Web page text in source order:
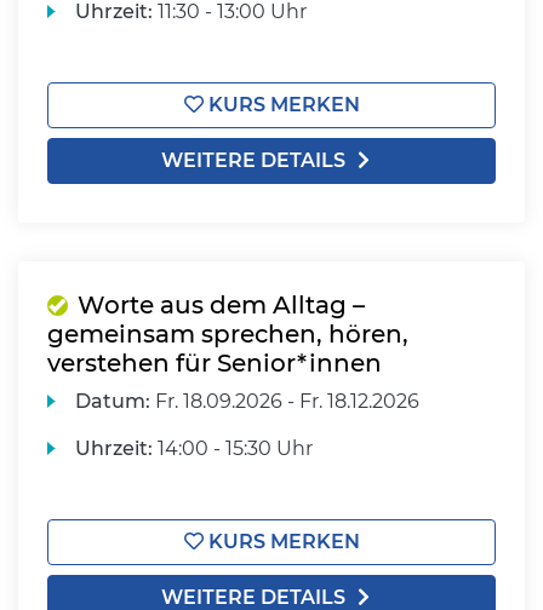
Uhrzeit: 11:30 - 13:00 Uhr
KURS MERKEN
WEITERE DETAILS
Worte aus dem Alltag –
gemeinsam sprechen, hören,
verstehen für Senior*innen
Datum: Fr. 18.09.2026 - Fr. 18.12.2026
Uhrzeit: 14:00 - 15:30 Uhr
KURS MERKEN
WEITERE DETAILS